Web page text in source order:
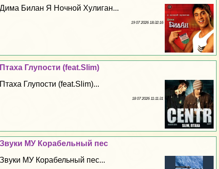
Дима Билан Я Ночной Xyлиган...
19 07 2026 18:32:16
Птаха Глупости (feat.Slim)
Птаха Глупости (feat.Slim)...
18 07 2026 11:11:31
Звуки МУ Корабельный пес
Звуки МУ Корабельный пес...